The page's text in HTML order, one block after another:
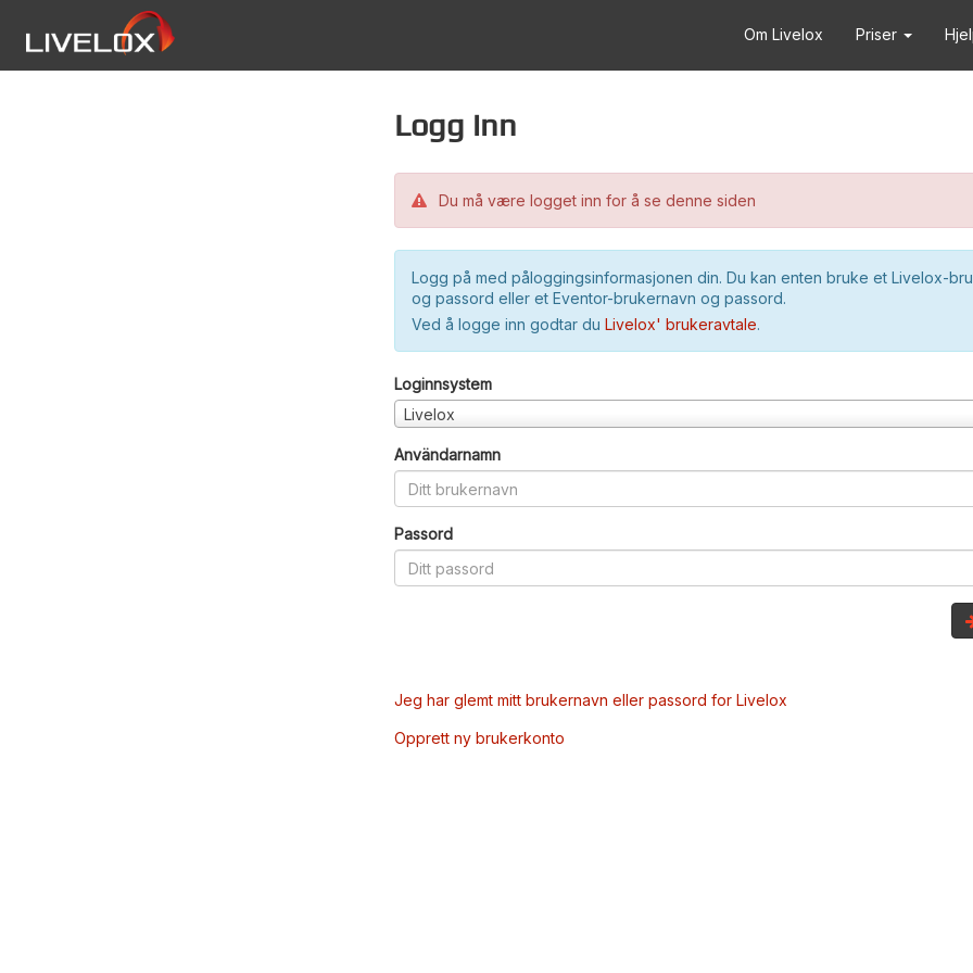
Om Livelox Priser
Logg inn
Du må være logget inn for å se denne siden
Logg på med påloggingsinformasjonen din. Du kan enten bruke et Livelox-
og passord eller et Eventor-brukernavn og passord.
Ved å logge inn godtar du Livelox' brukeravtale.
Loginnsystem
Livelox
Användarnamn
Passord
Jeg har glemt mitt brukernavn eller passord for Livelox
Opprett ny brukerkonto